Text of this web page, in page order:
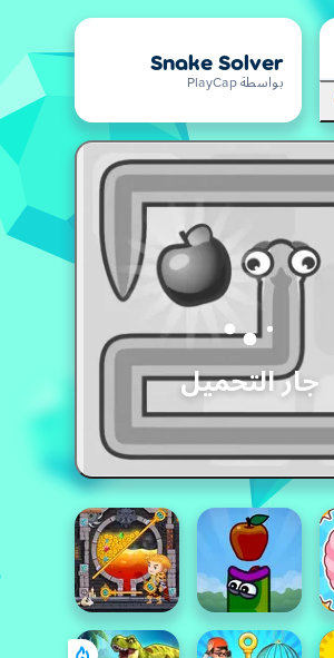
Snake Solver
بواسطة PlayCap
جار التحميل